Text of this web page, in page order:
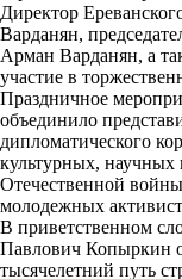
Директор
Варданян,
Арман Варданян, а
участие в
Праздничное
объединило
дипломатического
культурных,
Отечественной
молодежных
В приветственном
Павлович Копыркин
тысячелетний путь